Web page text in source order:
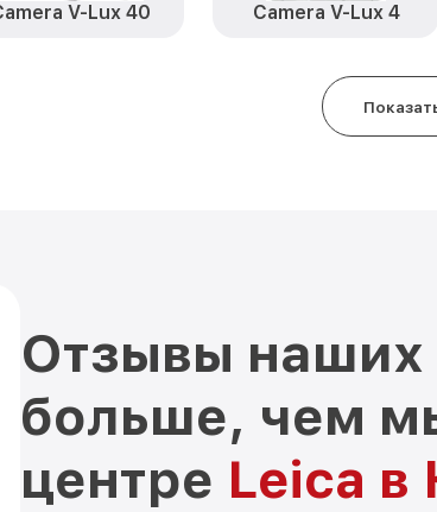
V-Lux 40 Camera V-Lux 4
Отзывы наших
больше, чем
центре Leica в